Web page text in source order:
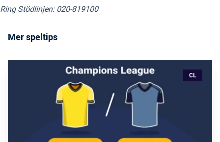
Ring Stödlinjen: 020-819100
Mer speltips
CL